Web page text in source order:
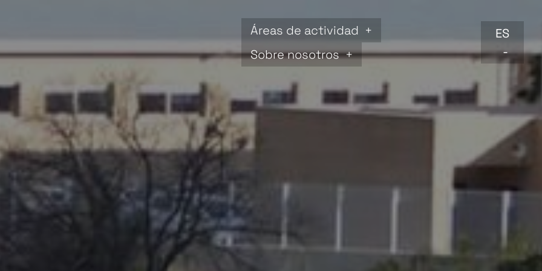
Áreas de actividad
Sobre nosotros
ES